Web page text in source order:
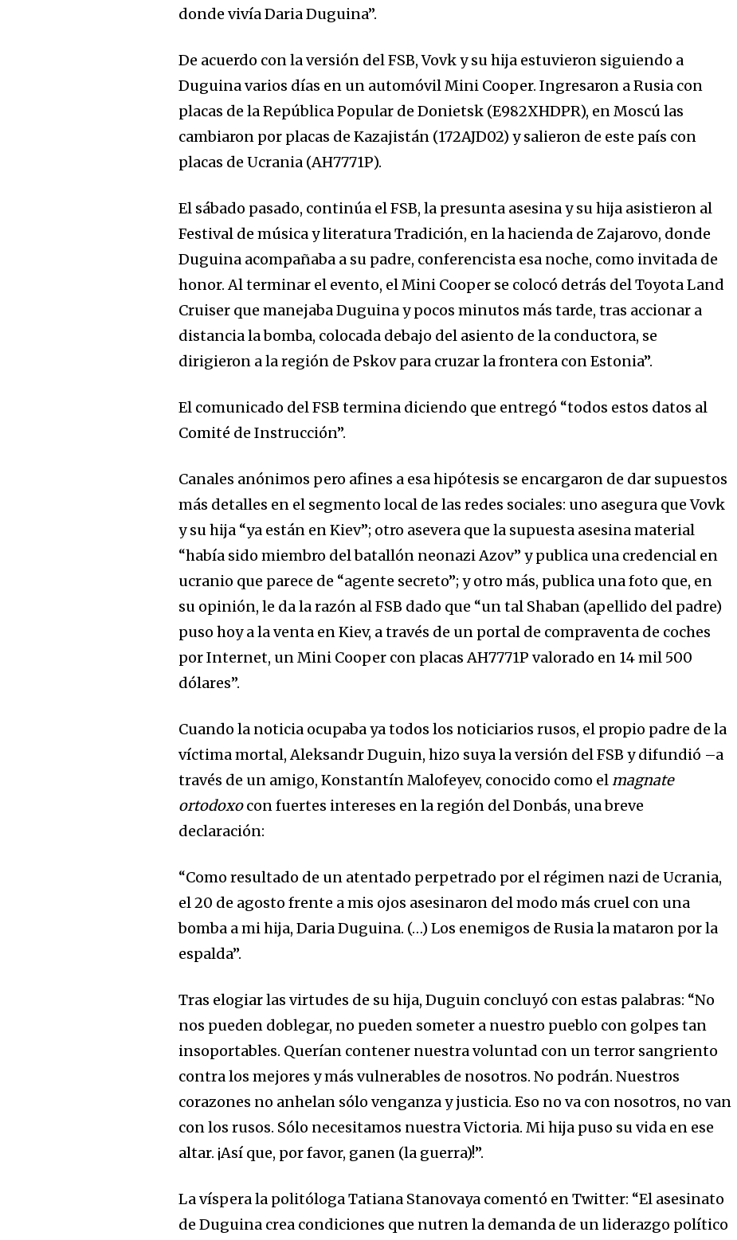
donde vivía Daria Duguina”.
De acuerdo con la versión del FSB, Vovk y su hija estuvieron siguiendo a
Duguina varios días en un automóvil Mini Cooper. Ingresaron a Rusia con
placas de la República Popular de Donietsk (E982XHDPR), en Moscú las
cambiaron por placas de Kazajistán (172AJD02) y salieron de este país con
placas de Ucrania (AH7771P).
El sábado pasado, continúa el FSB, la presunta asesina y su hija asistieron al
Festival de música y literatura Tradición, en la hacienda de Zajarovo, donde
Duguina acompañaba a su padre, conferencista esa noche, como invitada de
honor. Al terminar el evento, el Mini Cooper se colocó detrás del Toyota Land
Cruiser que manejaba Duguina y pocos minutos más tarde, tras accionar a
distancia la bomba, colocada debajo del asiento de la conductora, se
dirigieron a la región de Pskov para cruzar la frontera con Estonia”.
El comunicado del FSB termina diciendo que entregó “todos estos datos al
Comité de Instrucción”.
Canales anónimos pero afines a esa hipótesis se encargaron de dar supuestos
más detalles en el segmento local de las redes sociales: uno asegura que Vovk
y su hija “ya están en Kiev”; otro asevera que la supuesta asesina material
“había sido miembro del batallón neonazi Azov” y publica una credencial en
ucranio que parece de “agente secreto”; y otro más, publica una foto que, en
su opinión, le da la razón al FSB dado que “un tal Shaban (apellido del padre)
puso hoy a la venta en Kiev, a través de un portal de compraventa de coches
por Internet, un Mini Cooper con placas AH7771P valorado en 14 mil 500
dólares”.
Cuando la noticia ocupaba ya todos los noticiarios rusos, el propio padre de la
víctima mortal, Aleksandr Duguin, hizo suya la versión del FSB y difundió –a
través de un amigo, Konstantín Malofeyev, conocido como el magnate
ortodoxocon fuertes intereses en la región del Donbás, una breve
declaración:
“Como resultado de un atentado perpetrado por el régimen nazi de Ucrania,
el 20 de agosto frente a mis ojos asesinaron del modo más cruel con una
bomba a mi hija, Daria Duguina. (…) Los enemigos de Rusia la mataron por la
espalda”.
Tras elogiar las virtudes de su hija, Duguin concluyó con estas palabras: “No
nos pueden doblegar, no pueden someter a nuestro pueblo con golpes tan
insoportables. Querían contener nuestra voluntad con un terror sangriento
contra los mejores y más vulnerables de nosotros. No podrán. Nuestros
corazones no anhelan sólo venganza y justicia. Eso no va con nosotros, no van
con los rusos. Sólo necesitamos nuestra Victoria. Mi hija puso su vida en ese
altar. ¡Así que, por favor, ganen (la guerra)!”.
La víspera la politóloga Tatiana Stanovaya comentó en Twitter: “El asesinato
de Duguina crea condiciones que nutren la demanda de un liderazgo político